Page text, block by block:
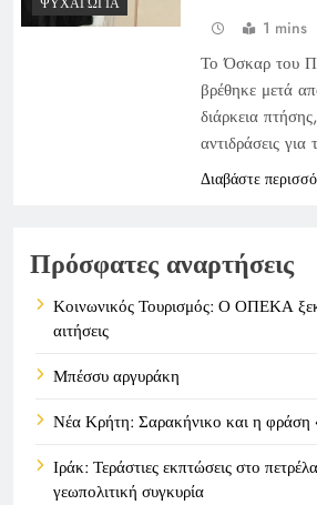
1 mins
Το Όσκαρ του
βρέθηκε μετά
διάρκεια
αντιδράσεις
Διαβάστε
Πρόσφατες αναρτήσεις
Κοινωνικός Τουρισμός: Ο ΟΠΕΚΑ
αιτήσεις
Μπέσσυ αργυράκη
Νέα Κρήτη: Σαρακήνικο και η
Ιράκ: Τεράστιες εκπτώσεις στο
γεωπολιτική συγκυρία